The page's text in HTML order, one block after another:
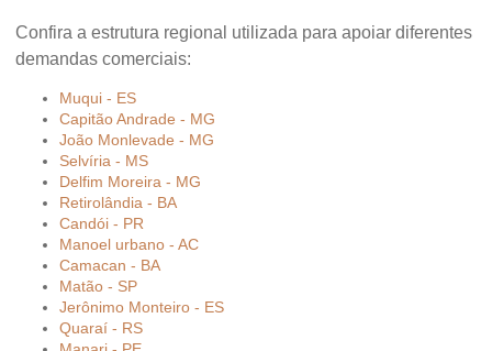
Confira a estrutura regional utilizada para apoiar diferentes
demandas comerciais:
Muqui - ES
Capitão Andrade - MG
João Monlevade - MG
Selvíria - MS
Delfim Moreira - MG
Retirolândia - BA
Candói - PR
Manoel urbano - AC
Camacan - BA
Matão - SP
Jerônimo Monteiro - ES
Quaraí - RS